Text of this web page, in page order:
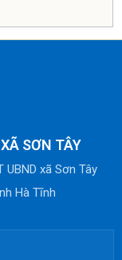
SƠN TÂY
xã Sơn Tây
Hà Tĩnh